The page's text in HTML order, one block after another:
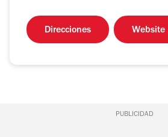
Direcciones Website
PUBLICIDAD